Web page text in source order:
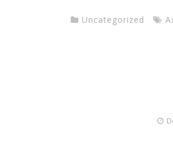
Uncategorized